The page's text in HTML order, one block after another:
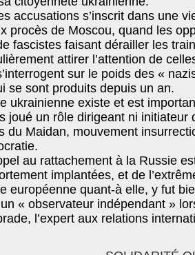
accusations s’inscrit dans une
procès de Moscou, quand les
fascistes faisant dérailler les
attirer l’attention de
sur le poids des «
se sont produits depuis un an.
ukrainienne existe et est
joué un rôle dirigeant ni initiateur
du Maidan, mouvement
au rattachement à la Russie
implantées, et de
européenne quant-à elle, y fut
« observateur indépendant »
l’expert aux relations